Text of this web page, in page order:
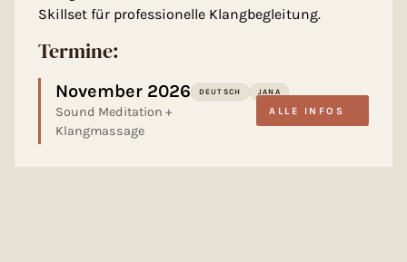
Skillset für professionelle Klangbegleitung.
Termine:
November 2026 DEUTSCH JANA
Sound Meditation +
Klangmassage
ALLE INFOS